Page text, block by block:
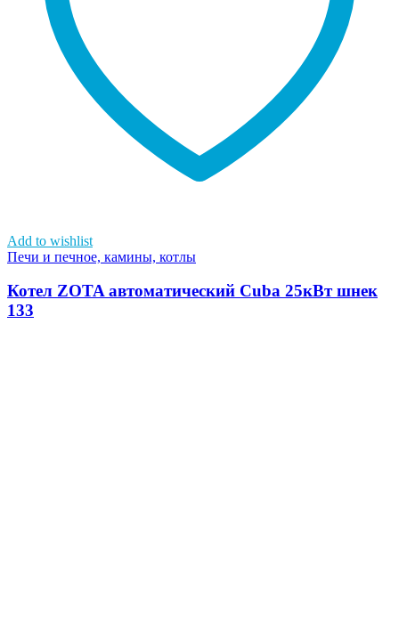
Add to wishlist
Печи и печное, камины, котлы
Котел ZOTA автоматический Cuba 25кВт шнек
133